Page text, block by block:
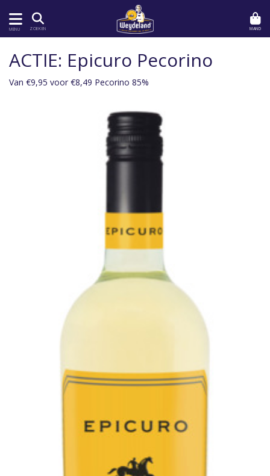
MENU ZOEKEN MAND
ACTIE: Epicuro Pecorino
Van €9,95 voor €8,49 Pecorino 85%